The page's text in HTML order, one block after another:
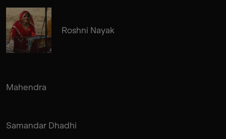
Roshni Nayak
Mahendra
Samandar Dhadhi